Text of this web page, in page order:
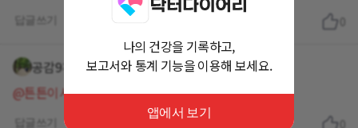
공감9거의 5년 전
@튼튼이사랑둥백미 말고 헌미 먹는느낌
나의 건강을 기록하고,
보고서와 통계 기능을 이용해 보세요.
앱에서 보기